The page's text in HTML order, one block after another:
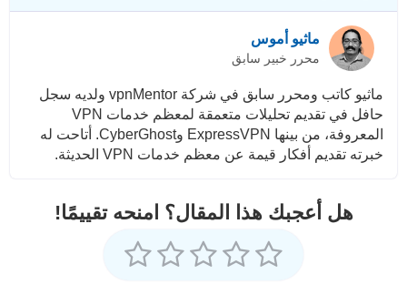
ماثيو أموس
محرر خبير سابق
ماثيو كاتب ومحرر سابق في شركة vpnMentor ولديه سجل
حافل في تقديم تحليلات متعمقة لمعظم خدمات VPN
المعروفة، من بينها ExpressVPN وCyberGhost. أتاحت له
خبرته تقديم أفكار قيمة عن معظم خدمات VPN الحديثة.
هل أعجبك هذا المقال؟ امنحه تقييمًا!